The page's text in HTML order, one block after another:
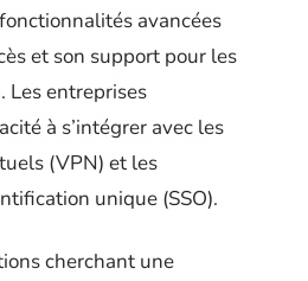
avancées
et son support pour les
Les entreprises
à s’intégrer avec les
(VPN) et les
unique (SSO).
cherchant une